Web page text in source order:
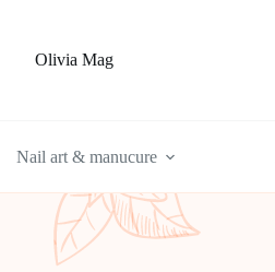
Olivia Mag
Nail art & manucure